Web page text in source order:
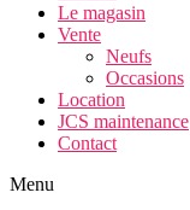
Le magasin
Vente
Neufs
Occasions
Location
JCS maintenance
Contact
Menu